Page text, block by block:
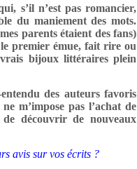
s’il n’est pas romancier,
du maniement des mots.
parents étaient des fans)
le premier émue, fait rire ou
bijoux littéraires plein
des auteurs favoris
m’impose pas l’achat de
découvrir de nouveaux
avis sur vos écrits ?